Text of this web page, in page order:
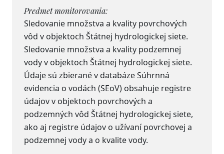
Predmet monitorovania:
Sledovanie množstva a kvality povrchových
vôd v objektoch Štátnej hydrologickej siete.
Sledovanie množstva a kvality podzemnej
vody v objektoch Štátnej hydrologickej siete.
Údaje sú zbierané v databáze Súhrnná
evidencia o vodách (SEoV) obsahuje registre
údajov v objektoch povrchových a
podzemných vôd Štátnej hydrologickej siete,
ako aj registre údajov o užívaní povrchovej a
podzemnej vody a o kvalite vody.